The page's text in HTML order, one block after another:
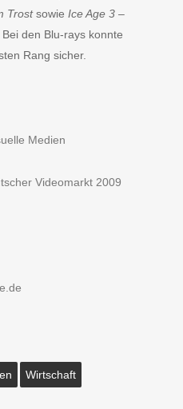
Trostsowie Ice Age 3 –
. Bei den Blu-rays konnte
Rang sicher.
Medien
Videomarkt 2009
Wirtschaft